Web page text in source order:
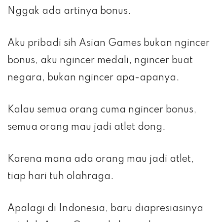
Nggak ada artinya bonus.
Aku pribadi sih Asian Games bukan ngincer
bonus, aku ngincer medali, ngincer buat
negara, bukan ngincer apa-apanya.
Kalau semua orang cuma ngincer bonus,
semua orang mau jadi atlet dong.
Karena mana ada orang mau jadi atlet,
tiap hari tuh olahraga.
Apalagi di Indonesia, baru diapresiasinya